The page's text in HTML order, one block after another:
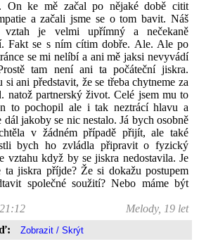
On ke mě začal po nějaké době citit
a začali jsme se o tom bavit. Náš
vztah je velmi upřímný a nečekaně
Fakt se s ním cítim dobře. Ale. Ale po
se mi nelíbí a ani mě jaksi nevyvádí
tam není ani ta počáteční jiskra.
si ani představit, že se třeba chytneme za
natož partnerský život. Celé jsem mu to
to pochopil ale i tak neztrácí hlavu a
dál jakoby se nic nestalo. Já bych osobně
v žádném případě přijít, ale také
bych ho zvládla připravit o fyzický
vztahu když by se jiskra nedostavila. Je
ta jiskra příjde? Že si dokažu postupem
společné soužití? Nebo máme být
Melody, 19 let